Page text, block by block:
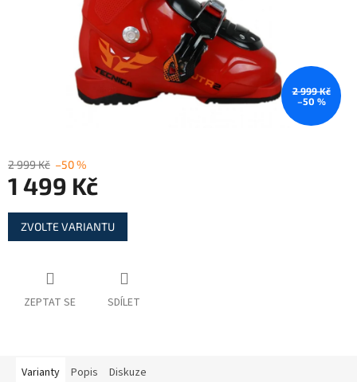
2 999 Kč
–50 %
2 999 Kč –50 %
1 499 Kč
Měrná
cena:
ZVOLTE VARIANTU
ZEPTAT SE SDÍLET
Varianty Popis Diskuze